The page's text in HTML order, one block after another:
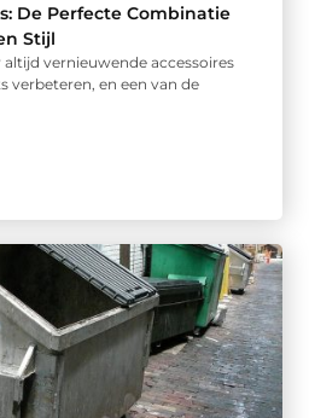
De Perfecte Combinatie
Stijl
vernieuwende accessoires
verbeteren, en een van de